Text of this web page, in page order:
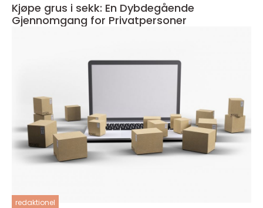
Kjøpe grus i sekk: En Dybdegående
Gjennomgang for Privatpersoner
redaktionel